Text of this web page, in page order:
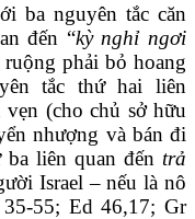
ba nguyên tắc căn
đến “kỳ nghỉ ngơi
phải bỏ hoang
tắc thứ hai liên
vẹn (cho chủ sở hữu
nhượng và bán đi
liên quan đến trả
Israel – nếu là nô
55; Ed 46,17; Gr